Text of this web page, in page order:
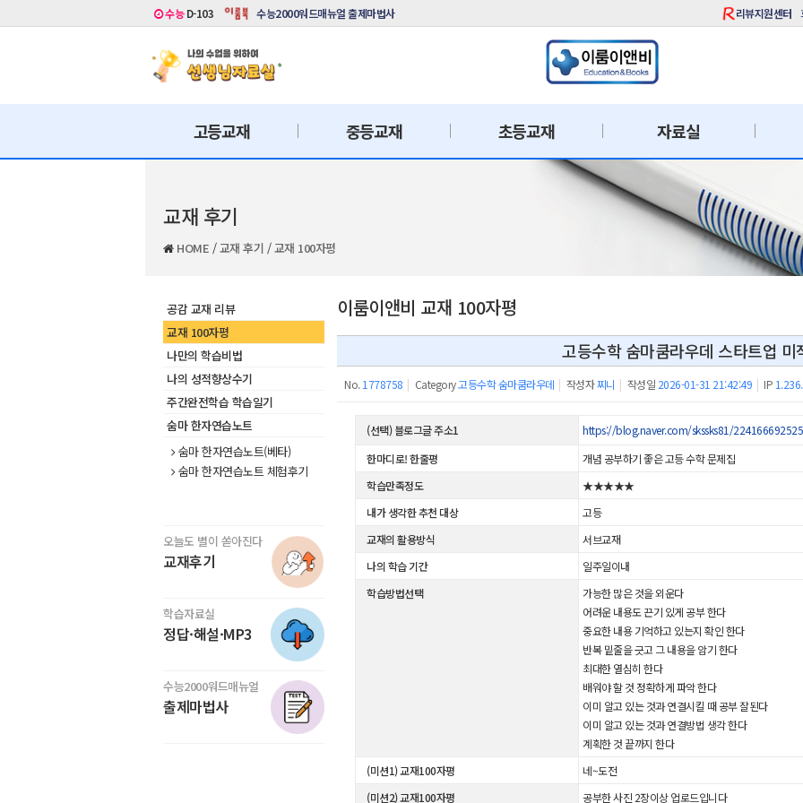
수능D-103 수능2000워드매뉴얼 출제마법사 리뷰지원센터
고등교재 중등교재 초등교재 자료실
교재 후기
HOME /교재 후기 /교재 100자평
공감 교재 리뷰
교재 100자평
나만의 학습비법
나의 성적향상수기
주간완전학습 학습일기
숨마 한자연습노트
숨마 한자연습노트(베타)
숨마 한자연습노트 체험후기
오늘도 별이 쏟아진다
교재후기
학습자료실
정답·해설·MP3
수능2000워드매뉴얼
출제마법사
이룸이앤비 교재 100자평
고등수학 숨마쿰라우데 스타트업 미
No. 1778758 | Category고등수학 숨마쿰라우데 | 작성자찌니 | 작성일 2026-01-31 21:42:49 | IP
(선택) 블로그글 주소1
https://blog.naver.com/skssks81/
한마디로! 한줄평
개념 공부하기 좋은 고등 수학 문제집
학습만족정도
★★★★★
내가 생각한 추천 대상
고등
교재의 활용방식
서브교재
나의 학습 기간
일주일이내
학습방법선택
가능한 많은 것을 외운다
어려운 내용도 끈기 있게 공부 한다
중요한 내용 기억하고 있는지 확인 한다
반복 밑줄을 긋고 그 내용을 암기 한다
최대한 열심히 한다
배워야 할 것 정확하게 파악 한다
이미 알고 있는 것과 연결시킬 때 공부 잘된다
이미 알고 있는 것과 연결방법 생각 한다
계획한 것 끝까지 한다
(미션1) 교재100자평
네~도전
(미션2) 교재100자평
공부한 사진 2장이상 업로드입니다